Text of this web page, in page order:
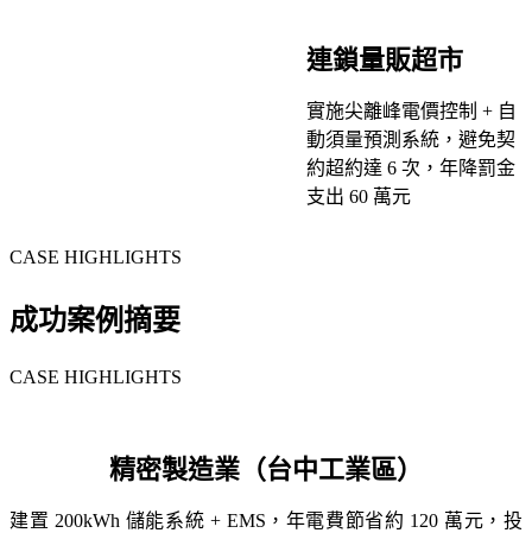
連鎖量販超市
實施尖離峰電價控制 + 自
動須量預測系統，避免契
約超約達 6 次，年降罰金
支出 60 萬元
CASE HIGHLIGHTS
成功案例摘要
CASE HIGHLIGHTS
精密製造業（台中工業區）
建置 200kWh 儲能系統 + EMS，年電費節省約 120 萬元，投